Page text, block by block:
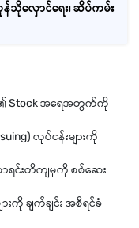
သိုလှောင်ရေး၊ ဆိပ်ကမ်း
း၏ Stock အရေအတွက်ကို
လုပ်ငန်းများကို
ာရင်းတိကျမှုကို စစ်ဆေး
ကို ချက်ချင်း အစီရင်ခံ